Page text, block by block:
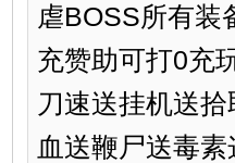
虐BOSS所有装
充赞助可打0充
刀速送挂机送
血送鞭尸送毒